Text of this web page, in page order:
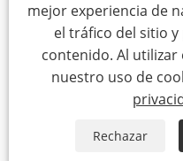
mejor experiencia de
el tráfico del sitio
contenido. Al utilizar
nuestro uso de
Rechazar